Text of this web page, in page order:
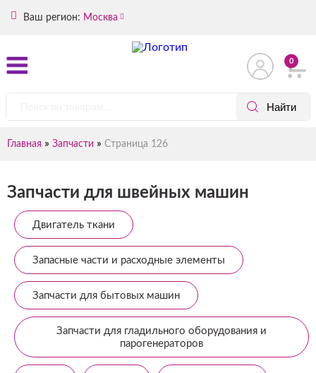
Ваш регион: Москва
0
Главная » Запчасти » Страница 126
Запчасти для швейных машин
Двигатель ткани
Запасные части и расходные элементы
Запчасти для бытовых машин
Запчасти для гладильного оборудования и
парогенераторов